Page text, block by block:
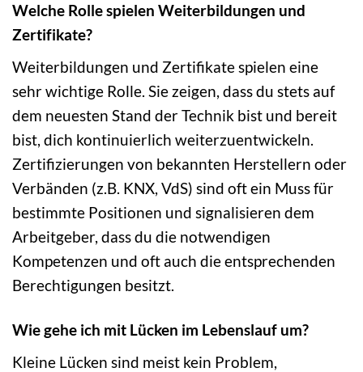
Welche Rolle spielen Weiterbildungen und
Zertifikate?
Weiterbildungen und Zertifikate spielen eine
sehr wichtige Rolle. Sie zeigen, dass du stets auf
dem neuesten Stand der Technik bist und bereit
bist, dich kontinuierlich weiterzuentwickeln.
Zertifizierungen von bekannten Herstellern oder
Verbänden (z.B. KNX, VdS) sind oft ein Muss für
bestimmte Positionen und signalisieren dem
Arbeitgeber, dass du die notwendigen
Kompetenzen und oft auch die entsprechenden
Berechtigungen besitzt.
Wie gehe ich mit Lücken im Lebenslauf um?
Kleine Lücken sind meist kein Problem,